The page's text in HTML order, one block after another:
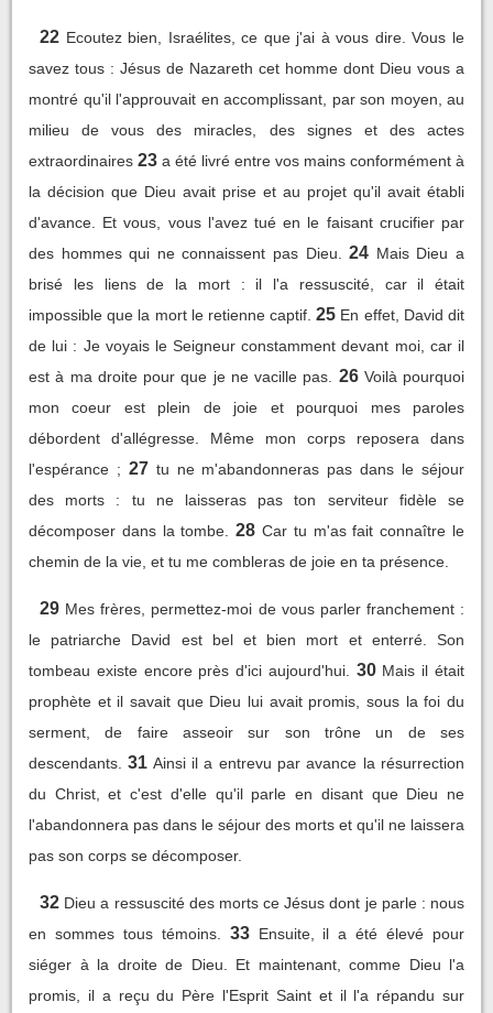
22 Ecoutez bien, Israélites, ce que j'ai à vous dire. Vous le
savez tous : Jésus de Nazareth cet homme dont Dieu vous a
montré qu'il l'approuvait en accomplissant, par son moyen, au
milieu de vous des miracles, des signes et des actes
extraordinaires 23 a été livré entre vos mains conformément à
la décision que Dieu avait prise et au projet qu'il avait établi
d'avance. Et vous, vous l'avez tué en le faisant crucifier par
des hommes qui ne connaissent pas Dieu.
24 Mais Dieu a
brisé les liens de la mort : il l'a ressuscité, car il était
impossible que la mort le retienne captif. 25 En effet, David dit
de lui : Je voyais le Seigneur constamment devant moi, car il
est à ma droite pour que je ne vacille pas.
26 Voilà pourquoi
mon coeur est plein de joie et pourquoi mes paroles
débordent d'allégresse. Même mon corps reposera dans
l'espérance ; 27 tu ne m'abandonneras pas dans le séjour
des morts : tu ne laisseras pas ton serviteur fidèle se
décomposer dans la tombe.
28 Car tu m'as fait connaître le
chemin de la vie, et tu me combleras de joie en ta présence.
29 Mes frères, permettez-moi de vous parler franchement :
le patriarche David est bel et bien mort et enterré. Son
tombeau existe encore près d'ici aujourd'hui.
30 Mais il était
prophète et il savait que Dieu lui avait promis, sous la foi du
serment, de faire asseoir sur son trône un de ses
descendants. 31 Ainsi il a entrevu par avance la résurrection
du Christ, et c'est d'elle qu'il parle en disant que Dieu ne
l'abandonnera pas dans le séjour des morts et qu'il ne laissera
pas son corps se décomposer.
32 Dieu a ressuscité des morts ce Jésus dont je parle : nous
en sommes tous témoins.
33 Ensuite, il a été élevé pour
siéger à la droite de Dieu. Et maintenant, comme Dieu l'a
promis, il a reçu du Père l'Esprit Saint et il l'a répandu sur